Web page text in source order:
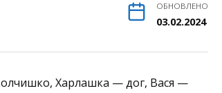
ОБНОВЛЕНО
03.02.2024
Харлашка — дог, Вася —